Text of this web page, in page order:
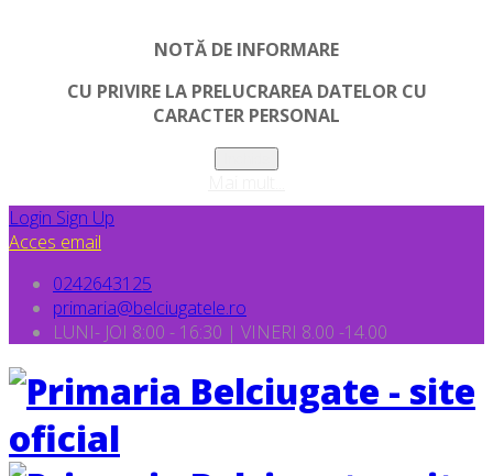
NOTĂ DE INFORMARE
CU PRIVIRE LA PRELUCRAREA DATELOR CU
CARACTER PERSONAL
Login Sign Up
Acces email
0242643125
primaria@belciugatele.ro
LUNI- JOI 8:00 - 16:30 | VINERI 8.00 -14.00